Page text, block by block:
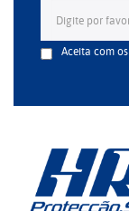
Aceita com